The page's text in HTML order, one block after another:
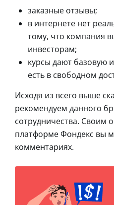
заказные отзывы;
в интернете нет
тому, что компания
инвесторам;
курсы дают базовую
есть в свободном
Исходя из всего выше
рекомендуем данного
сотрудничества. Своим
платформе Фондекс вы
комментариях.